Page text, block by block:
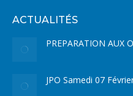
ACTUALITÉS
PREPARATION AUX
JPO Samedi 07